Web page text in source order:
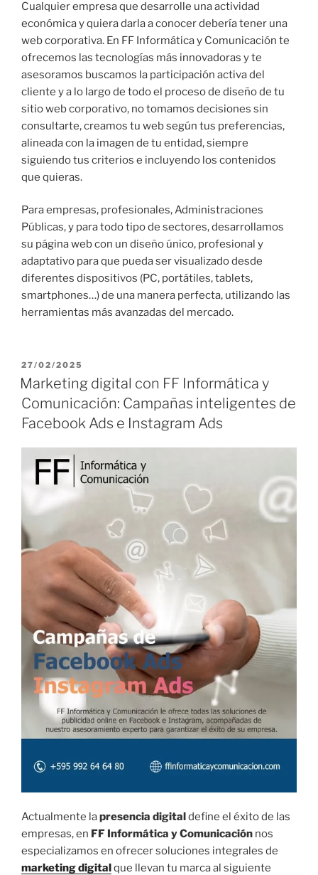
Cualquier empresa que desarrolle una actividad
económica y quiera darla a conocer debería tener una
web corporativa. En FF Informática y Comunicación te
ofrecemos las tecnologías más innovadoras y te
asesoramos buscamos la participación activa del
cliente y a lo largo de todo el proceso de diseño de tu
sitio web corporativo, no tomamos decisiones sin
consultarte, creamos tu web según tus preferencias,
alineada con la imagen de tu entidad, siempre
siguiendo tus criterios e incluyendo los contenidos
que quieras.
Para empresas, profesionales, Administraciones
Públicas, y para todo tipo de sectores, desarrollamos
su página web con un diseño único, profesional y
adaptativo para que pueda ser visualizado desde
diferentes dispositivos (PC, portátiles, tablets,
smartphones…) de una manera perfecta, utilizando las
herramientas más avanzadas del mercado.
P
U
B
L
C
27/02/2025
Marketing digital con FF Informática y
Comunicación: Campañas inteligentes de
Facebook Ads e Instagram Ads
Actualmente lapresencia digitaldefine el éxito de las
empresas, en FF Informática y Comunicación nos
especializamos en ofrecer soluciones integrales de
marketing digitalque llevan tu marca al siguiente